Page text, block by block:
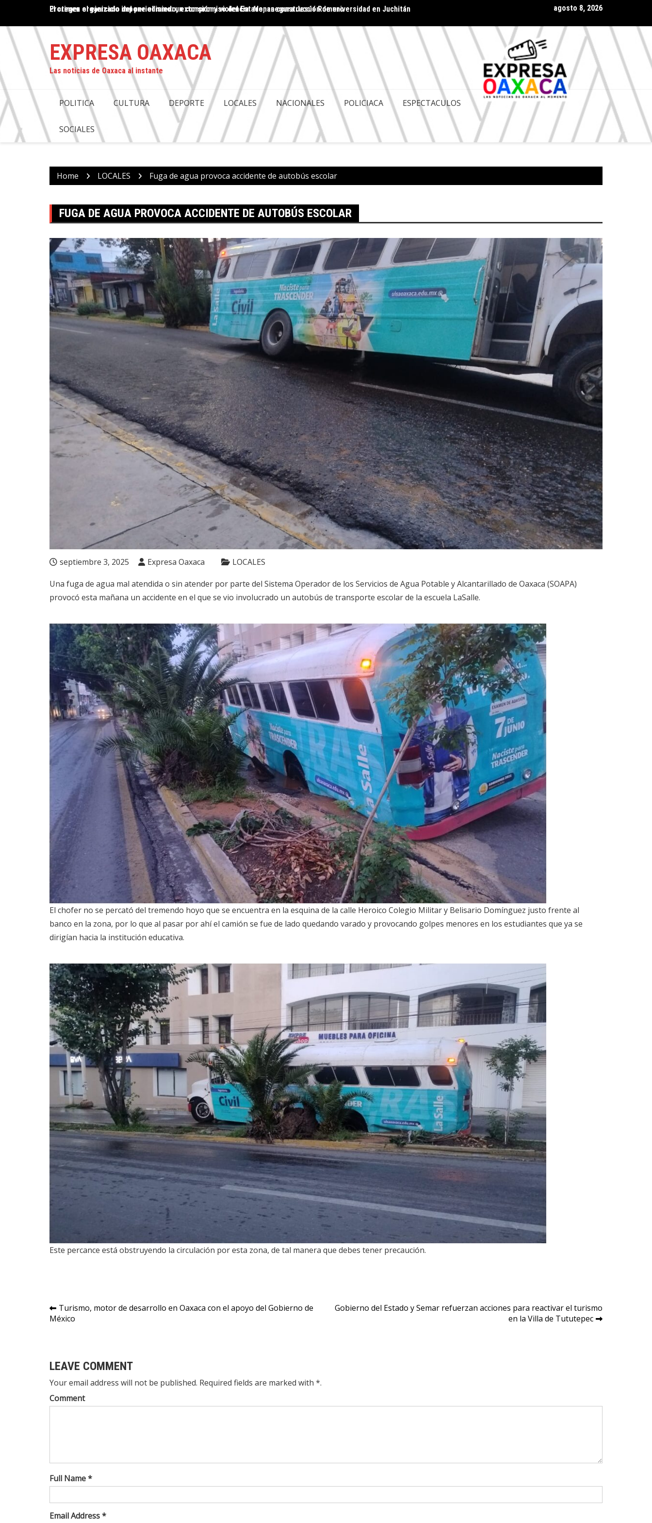
content
El crimen organizado impone el miedo, extorsión y violencia: frenan construcción de universidad en Juchitán
PROPUESTA DE DESAPARICIÓN DE PODERES EN OAXACA ES POLITIQUERÍA; HAY GOBERNABILIDAD Y
Cuenta Gobernador de Oaxaca Salomón Jara Cruz con amplia
agosto 8, 2026
EXPRESA OAXACA
Las noticias de Oaxaca al instante
POLITICA CULTURA DEPORTE LOCALES NACIONALES POLICIACA ESPECTACULOS
SOCIALES
Home LOCALES Fuga de agua provoca accidente de autobús escolar
FUGA DE AGUA PROVOCA ACCIDENTE DE AUTOBÚS ESCOLAR
septiembre 3, 2025 Expresa Oaxaca LOCALES
Una fuga de agua mal atendida o sin atender por parte del Sistema Operador de los Servicios de Agua Potable y Alcantarillado de Oaxaca (SOAPA)
provocó esta mañana un accidente en el que se vio involucrado un autobús de transporte escolar de la escuela LaSalle.
El chofer no se percató del tremendo hoyo que se encuentra en la esquina de la calle Heroico Colegio Militar y Belisario Domínguez justo frente al
banco en la zona, por lo que al pasar por ahí el camión se fue de lado quedando varado y provocando golpes menores en los estudiantes que ya se
dirigían hacia la institución educativa.
Este percance está obstruyendo la circulación por esta zona, de tal manera que debes tener precaución.
Navegación
de
Turismo, motor de desarrollo en Oaxaca con el apoyo del Gobierno de
México
Gobierno del Estado y Semar refuerzan acciones para reactivar el turismo
en la Villa de Tututepec
LEAVE COMMENT
Your email address will not be published. Required fields are marked with *.
Comment
Full Name *
Email Address *